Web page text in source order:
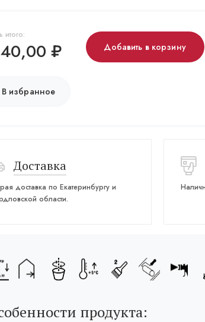
итого:
₽ Добавить в корзину
В избранное
Доставка
доставка по Екатеринбургу и
области.
продукта: